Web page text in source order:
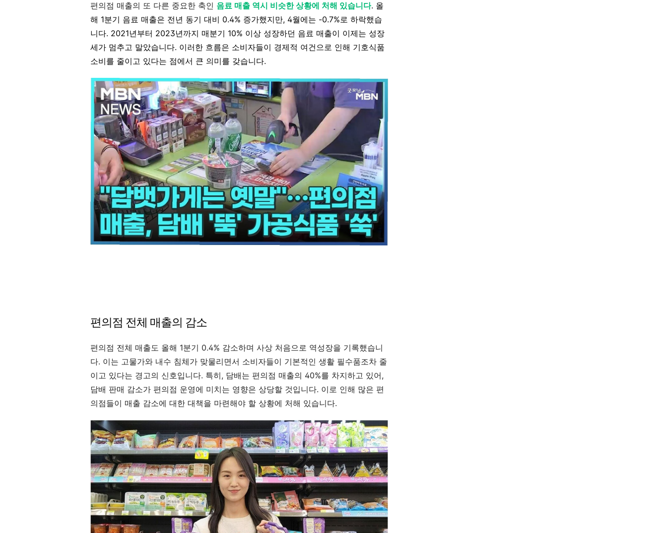
편의점 매출의 또 다른 중요한 축인 음료 매출 역시 비슷한 상황에 처해 있습니다. 올
해 1분기 음료 매출은 전년 동기 대비 0.4% 증가했지만, 4월에는 -0.7%로 하락했습
니다. 2021년부터 2023년까지 매분기 10% 이상 성장하던 음료 매출이 이제는 성장
세가 멈추고 말았습니다. 이러한 흐름은 소비자들이 경제적 여건으로 인해 기호식품
소비를 줄이고 있다는 점에서 큰 의미를 갖습니다.
편의점 전체 매출의 감소
편의점 전체 매출도 올해 1분기 0.4% 감소하며 사상 처음으로 역성장을 기록했습니
다. 이는 고물가와 내수 침체가 맞물리면서 소비자들이 기본적인 생활 필수품조차 줄
이고 있다는 경고의 신호입니다. 특히, 담배는 편의점 매출의 40%를 차지하고 있어,
담배 판매 감소가 편의점 운영에 미치는 영향은 상당할 것입니다. 이로 인해 많은 편
의점들이 매출 감소에 대한 대책을 마련해야 할 상황에 처해 있습니다.